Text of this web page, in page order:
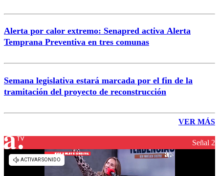
Alerta por calor extremo: Senapred activa Alerta
Temprana Preventiva en tres comunas
Semana legislativa estará marcada por el fin de la
tramitación del proyecto de reconstrucción
VER MÁS
Señal 2